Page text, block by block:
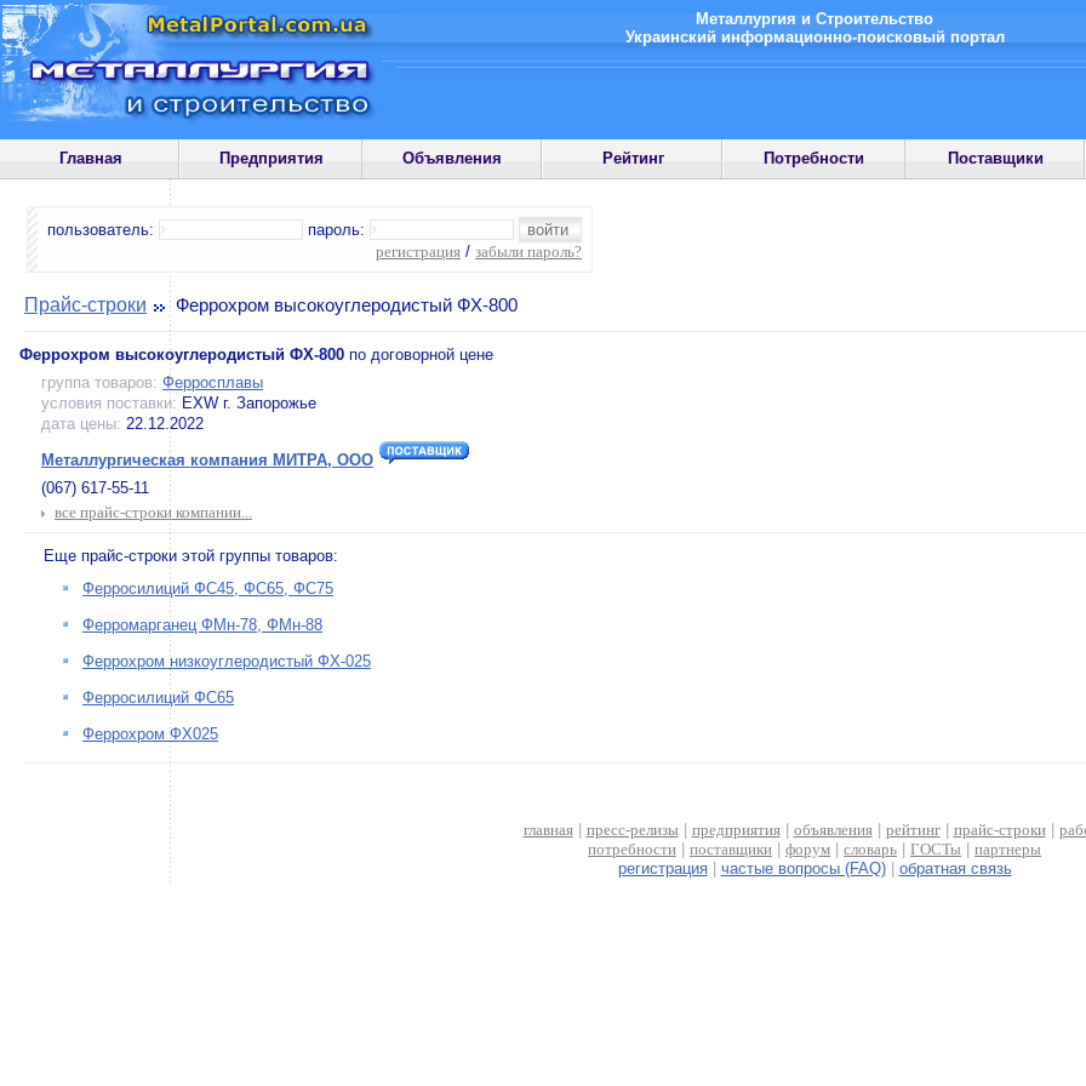
Металлургия и Строительство
Украинский информационно-поисковый портал
Главная Предприятия Объявления Рейтинг Потребности Поставщики
пользователь:
пароль:
регистрация / забыли пароль?
Прайс-строки Феррохром высокоуглеродистый ФХ-800
Феррохром высокоуглеродистый ФХ-800 по договорной цене
группа товаров: Ферросплавы
условия поставки: EXW г. Запорожье
дата цены: 22.12.2022
Металлургическая компания МИТРА, ООО
(067) 617-55-11
все прайс-строки компании...
Еще прайс-строки этой группы товаров:
Ферросилиций ФС45, ФС65, ФС75
Ферромарганец ФМн-78, ФМн-88
Феррохром низкоуглеродистый ФХ-025
Ферросилиций ФС65
Феррохром ФХ025
главная| пресс-релизы предприятия| объявления| рейтинг| прайс-строки|
потребности
поставщики форум словарь ГОСТы
партнеры
регистрация| частые вопросы (FAQ)| обратная связь